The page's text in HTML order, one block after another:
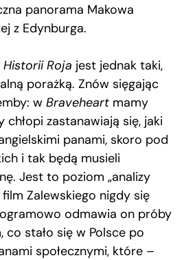
panorama Makowa
z Edynburga.
Historii Roja jest jednak taki,
porażką. Znów sięgając
w Braveheart mamy
chłopi zastanawiają się, jaki
panami, skoro pod
i tak będą musieli
Jest to poziom „analizy
Zalewskiego nigdy się
odmawia on próby
co stało się w Polsce po
społecznymi, które –